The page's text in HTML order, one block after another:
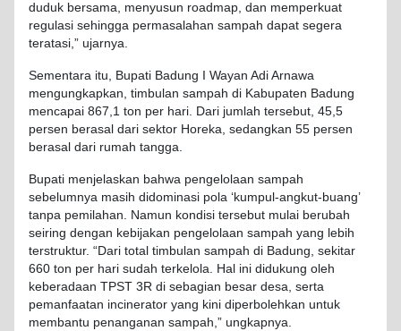
duduk bersama, menyusun roadmap, dan memperkuat
regulasi sehingga permasalahan sampah dapat segera
teratasi,” ujarnya.
Sementara itu, Bupati Badung I Wayan Adi Arnawa
mengungkapkan, timbulan sampah di Kabupaten Badung
mencapai 867,1 ton per hari. Dari jumlah tersebut, 45,5
persen berasal dari sektor Horeka, sedangkan 55 persen
berasal dari rumah tangga.
Bupati menjelaskan bahwa pengelolaan sampah
sebelumnya masih didominasi pola ‘kumpul-angkut-buang’
tanpa pemilahan. Namun kondisi tersebut mulai berubah
seiring dengan kebijakan pengelolaan sampah yang lebih
terstruktur. “Dari total timbulan sampah di Badung, sekitar
660 ton per hari sudah terkelola. Hal ini didukung oleh
keberadaan TPST 3R di sebagian besar desa, serta
pemanfaatan incinerator yang kini diperbolehkan untuk
membantu penanganan sampah,” ungkapnya.